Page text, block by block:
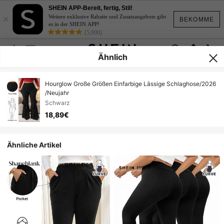
BEKOMME
×
SHEIN APP-Bereit, fertig, Stil!
Weitere exklusive Rabatte und Zusatzangebote gibt
es in der SHEIN APP!
(5,000)
Ähnlich
Hourglow Große Größen Einfarbige Lässige Schlaghose/2026
/Neujahr
Schwarz
18,89€
Ähnliche Artikel